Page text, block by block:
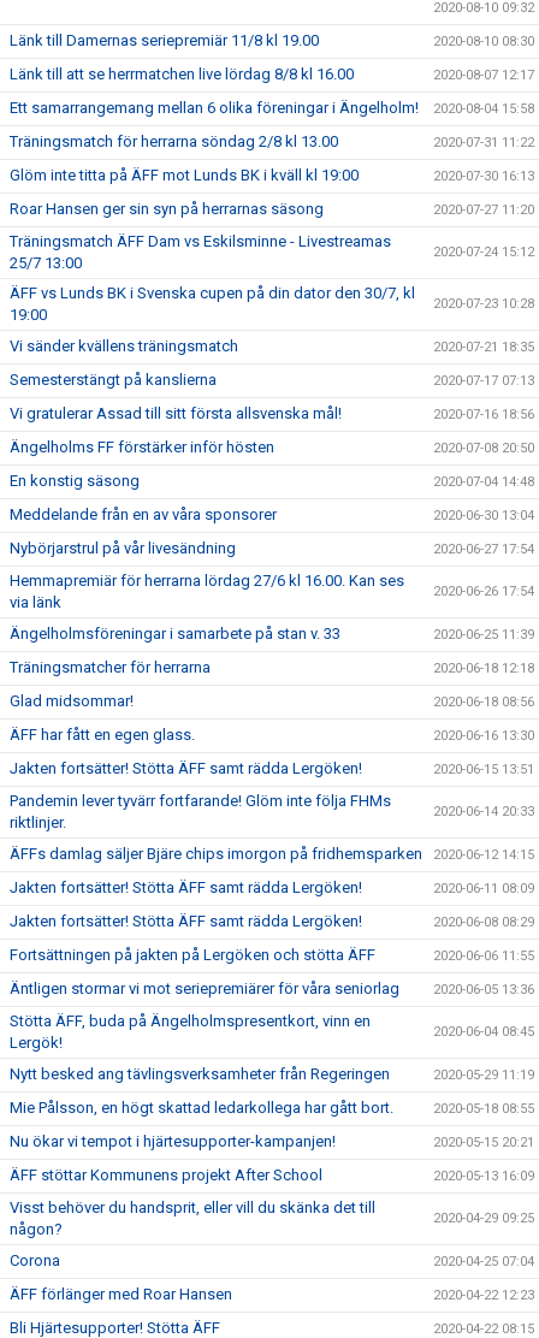
2020-08-10 09:32
Länk till Damernas seriepremiär 11/8 kl 19.00 2020-08-10 08:30
Länk till att se herrmatchen live lördag 8/8 kl 16.00 2020-08-07 12:17
Ett samarrangemang mellan 6 olika föreningar i Ängelholm! 2020-08-04 15:58
Träningsmatch för herrarna söndag 2/8 kl 13.00 2020-07-31 11:22
Glöm inte titta på ÄFF mot Lunds BK i kväll kl 19:00 2020-07-30 16:13
Roar Hansen ger sin syn på herrarnas säsong 2020-07-27 11:20
Träningsmatch ÄFF Dam vs Eskilsminne - Livestreamas
25/7 13:00
2020-07-24 15:12
ÄFF vs Lunds BK i Svenska cupen på din dator den 30/7, kl
19:00
2020-07-23 10:28
Vi sänder kvällens träningsmatch 2020-07-21 18:35
Semesterstängt på kanslierna 2020-07-17 07:13
Vi gratulerar Assad till sitt första allsvenska mål! 2020-07-16 18:56
Ängelholms FF förstärker inför hösten 2020-07-08 20:50
En konstig säsong 2020-07-04 14:48
Meddelande från en av våra sponsorer 2020-06-30 13:04
Nybörjarstrul på vår livesändning 2020-06-27 17:54
Hemmapremiär för herrarna lördag 27/6 kl 16.00. Kan ses
via länk
2020-06-26 17:54
Ängelholmsföreningar i samarbete på stan v. 33 2020-06-25 11:39
Träningsmatcher för herrarna 2020-06-18 12:18
Glad midsommar! 2020-06-18 08:56
ÄFF har fått en egen glass. 2020-06-16 13:30
Jakten fortsätter! Stötta ÄFF samt rädda Lergöken! 2020-06-15 13:51
Pandemin lever tyvärr fortfarande! Glöm inte följa FHMs
riktlinjer.
2020-06-14 20:33
ÄFFs damlag säljer Bjäre chips imorgon på fridhemsparken 2020-06-12 14:15
Jakten fortsätter! Stötta ÄFF samt rädda Lergöken! 2020-06-11 08:09
Jakten fortsätter! Stötta ÄFF samt rädda Lergöken! 2020-06-08 08:29
Fortsättningen på jakten på Lergöken och stötta ÄFF 2020-06-06 11:55
Äntligen stormar vi mot seriepremiärer för våra seniorlag 2020-06-05 13:36
Stötta ÄFF, buda på Ängelholmspresentkort, vinn en
Lergök!
2020-06-04 08:45
Nytt besked ang tävlingsverksamheter från Regeringen 2020-05-29 11:19
Mie Pålsson, en högt skattad ledarkollega har gått bort. 2020-05-18 08:55
Nu ökar vi tempot i hjärtesupporter-kampanjen! 2020-05-15 20:21
ÄFF stöttar Kommunens projekt After School 2020-05-13 16:09
Visst behöver du handsprit, eller vill du skänka det till
någon?
2020-04-29 09:25
Corona 2020-04-25 07:04
ÄFF förlänger med Roar Hansen 2020-04-22 12:23
Bli Hjärtesupporter! Stötta ÄFF 2020-04-22 08:15